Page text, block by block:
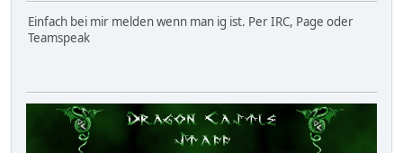
Einfach bei mir melden wenn man ig ist. Per IRC, Page oder
Teamspeak